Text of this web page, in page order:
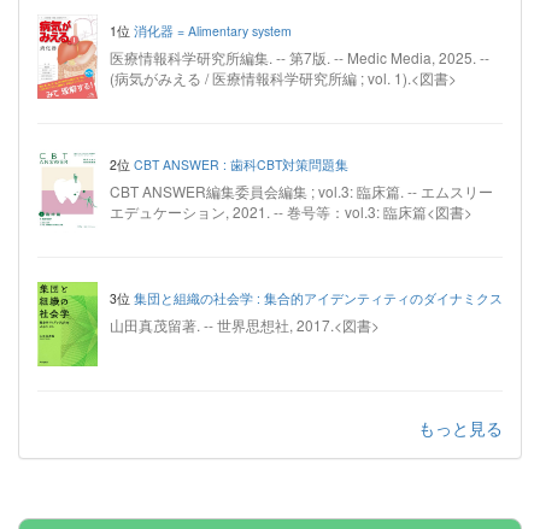
1位 消化器 = Alimentary system
医療情報科学研究所編集. -- 第7版. -- Medic Media, 2025. --
(病気がみえる / 医療情報科学研究所編 ; vol. 1).<図書>
2位 CBT ANSWER : 歯科CBT対策問題集
CBT ANSWER編集委員会編集 ; vol.3: 臨床篇. -- エムスリー
エデュケーション, 2021. -- 巻号等：vol.3: 臨床篇<図書>
3位 集団と組織の社会学 : 集合的アイデンティティのダイナミクス
山田真茂留著. -- 世界思想社, 2017.<図書>
もっと見る